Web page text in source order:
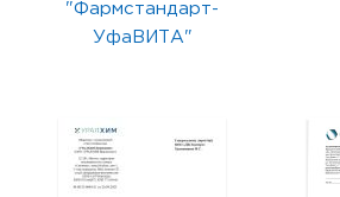
"Фармстандарт-
УфаВИТА"